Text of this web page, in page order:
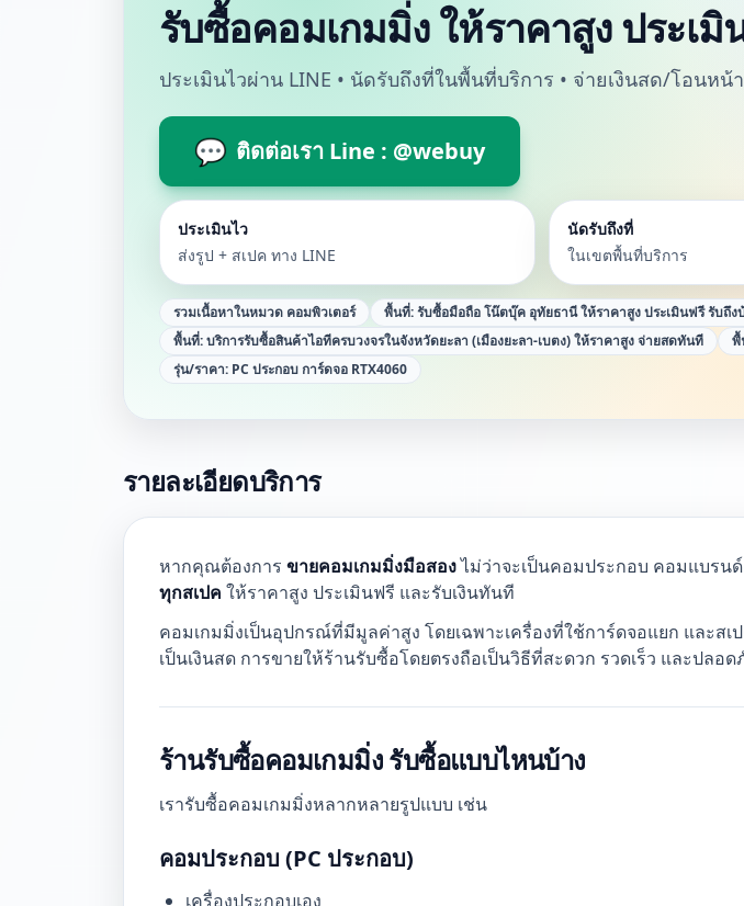
รับซื้อคอมเกมมิ่ง ให้ราคาสูง ประเ
ประเมินไวผ่าน LINE • นัดรับถึงที่ในพื้นที่บริการ • จ่ายเงินสด/โอนหน้
💬 ติดต่อเรา Line : @webuy
ประเมินไว
ส่งรูป + สเปค ทาง LINE
นัดรับถึงที่
ในเขตพื้นที่บริการ
รวมเนื้อหาในหมวด คอมพิวเตอร์ พื้นที่:รับซื้อมือถือ โน๊ตบุ๊ค อุทัยธานี ให้ราคาสูง ประเมินฟรี รับถึง
พื้นที่:บริการรับซื้อสินค้าไอทีครบวงจรในจังหวัดยะลา (เมืองยะลา-เบตง) ให้ราคาสูง จ่ายสดทันที พื้
รุ่น/ราคา: PC ประกอบ การ์ดจอ RTX4060
รายละเอียดบริการ
หากคุณต้องการ ขายคอมเกมมิ่งมือสองไม่ว่าจะเป็นคอมประกอบ คอมแบรน
ทุกสเปค ให้ราคาสูง ประเมินฟรี และรับเงินทันที
คอมเกมมิ่งเป็นอุปกรณ์ที่มีมูลค่าสูง โดยเฉพาะเครื่องที่ใช้การ์ดจอแยก และส
เป็นเงินสด การขายให้ร้านรับซื้อโดยตรงถือเป็นวิธีที่สะดวก รวดเร็ว และปลอ
ร้านรับซื้อคอมเกมมิ่ง รับซื้อแบบไหนบ้าง
เรารับซื้อคอมเกมมิ่งหลากหลายรูปแบบ เช่น
คอมประกอบ (PC ประกอบ)
เครื่องประกอบเอง